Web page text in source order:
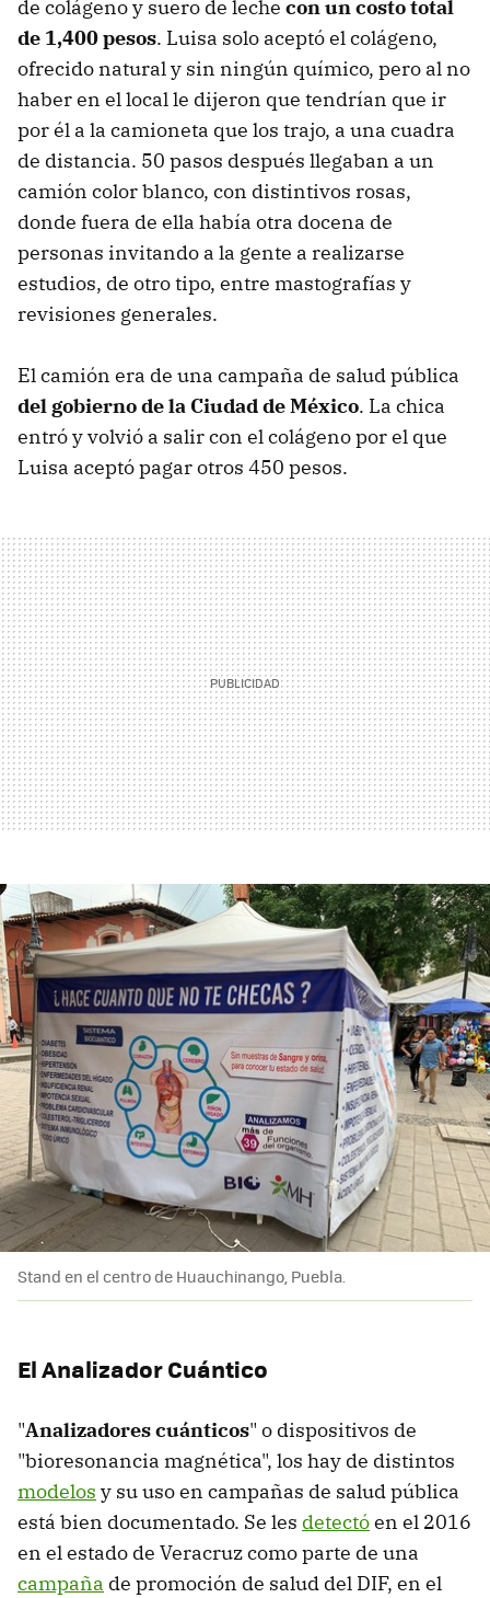
de colágeno y suero de leche con un costo total
de 1,400 pesos. Luisa solo aceptó el colágeno,
ofrecido natural y sin ningún químico, pero al no
haber en el local le dijeron que tendrían que ir
por él a la camioneta que los trajo, a una cuadra
de distancia. 50 pasos después llegaban a un
camión color blanco, con distintivos rosas,
donde fuera de ella había otra docena de
personas invitando a la gente a realizarse
estudios, de otro tipo, entre mastografías y
revisiones generales.
El camión era de una campaña de salud pública
del gobierno de la Ciudad de México. La chica
entró y volvió a salir con el colágeno por el que
Luisa aceptó pagar otros 450 pesos.
Stand en el centro de Huauchinango, Puebla.
El Analizador Cuántico
"Analizadores cuánticos" o dispositivos de
"bioresonancia magnética", los hay de distintos
modelos y su uso en campañas de salud pública
está bien documentado. Se les detectóen el 2016
en el estado de Veracruz como parte de una
campaña de promoción de salud del DIF, en el